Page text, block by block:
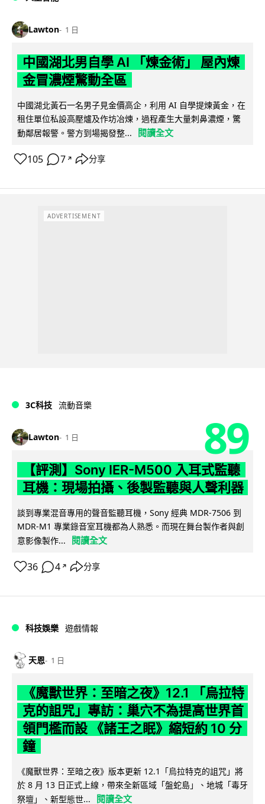
Lawton 1 日
中國湖北男自學 AI 「煉金術」 屋內煉
金冒濃煙驚動全區
中國湖北黃石一名男子見金價高企，利用 AI 自學提煉黃金，在
租住單位私設高壓爐及作坊冶煉，過程產生大量刺鼻濃煙，驚
動鄰居報警。警方到場揭發整...
閱讀全文
105 7 ↗ 分享
ADVERTISEMENT
3C科技 流動音樂
Lawton 1 日 89
【評測】Sony IER-M500 入耳式監聽
耳機：現場拍攝、後製監聽與人聲利器
談到專業混音專用的聲音監聽耳機，Sony 經典 MDR-7506 到
MDR-M1 專業錄音室耳機都為人熟悉。而現在舞台製作者與創
意影像製作...
閱讀全文
36 4 ↗ 分享
科技娛樂 遊戲情報
天恩 1 日
《魔獸世界：至暗之夜》12.1 「烏拉特
克的詛咒」專訪：巢穴不為提高世界首
領門檻而設 《諸王之眠》縮短約 10 分
鐘
《魔獸世界：至暗之夜》版本更新 12.1「烏拉特克的詛咒」將
於 8 月 13 日正式上線，帶來全新區域「盤蛇島」、地城「毒牙
祭壇」、新型態世...
閱讀全文